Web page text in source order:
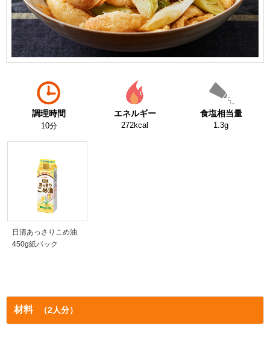
調理時間
10分
エネルギー
272kcal
食塩相当量
1.3g
日清あっさりこめ油
450g紙パック
材料 （2人分）